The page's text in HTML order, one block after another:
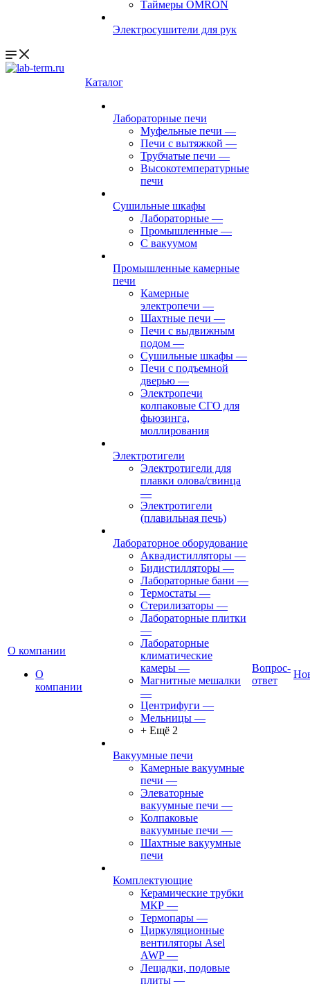
Таймеры OMRON
Электросушители для рук
О компании
О
компании
Каталог
Лабораторные печи
Муфельные печи —
Печи с вытяжкой —
Трубчатые печи —
Высокотемпературные
печи
Сушильные шкафы
Лабораторные —
Промышленные —
С вакуумом
Промышленные камерные
печи
Камерные
электропечи —
Шахтные печи —
Печи с выдвижным
подом —
Сушильные шкафы —
Печи с подъемной
дверью —
Электропечи
колпаковые СГО для
фьюзинга,
моллирования
Электротигели
Электротигели для
плавки олова/свинца
—
Электротигели
(плавильная печь)
Лабораторное оборудование
Аквадистилляторы —
Бидистилляторы —
Лабораторные бани —
Термостаты —
Стерилизаторы —
Лабораторные плитки
—
Лабораторные
климатические
камеры —
Магнитные мешалки
—
Центрифуги —
Мельницы —
+ Ещё 2
Вакуумные печи
Камерные вакуумные
печи —
Элеваторные
вакуумные печи —
Колпаковые
вакуумные печи —
Шахтные вакуумные
печи
Комплектующие
Керамические трубки
МКР —
Термопары —
Циркуляционные
вентиляторы Asel
AWP—
Лещадки, подовые
плиты —
Вопрос-
ответ